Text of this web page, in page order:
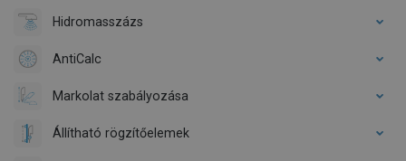
Hidromasszázs
AntiCalc
Markolat szabályozása
Állítható rögzítőelemek